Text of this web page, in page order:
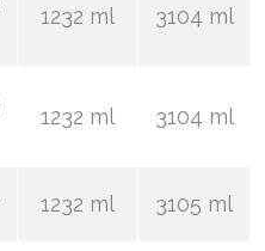
1232 ml 3104 ml
1232 ml 3104 ml
1232 ml 3105 ml